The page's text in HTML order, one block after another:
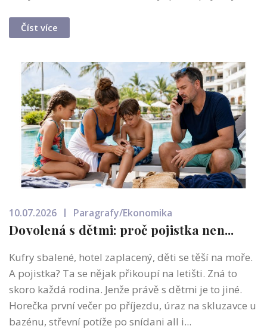
Číst více
10.07.2026 Paragrafy/Ekonomika
Dovolená s dětmi: proč pojistka nen...
Kufry sbalené, hotel zaplacený, děti se těší na moře.
A pojistka? Ta se nějak přikoupí na letišti. Zná to
skoro každá rodina. Jenže právě s dětmi je to jiné.
Horečka první večer po příjezdu, úraz na skluzavce u
bazénu, střevní potíže po snídani all i...